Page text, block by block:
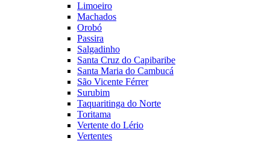
Limoeiro
Machados
Orobó
Passira
Salgadinho
Santa Cruz do Capibaribe
Santa Maria do Cambucá
São Vicente Férrer
Surubim
Taquaritinga do Norte
Toritama
Vertente do Lério
Vertentes